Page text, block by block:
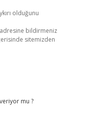
olduğunu
adresine bildirmeniz
sitemizden
mu ?